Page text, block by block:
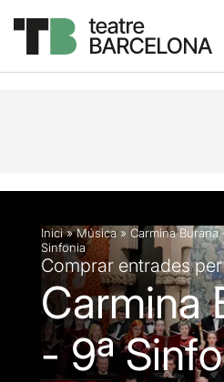
Descripció Fitxa
Inici»Música» Carmina Burana
Sinfonia
Comprar entrades
Carmina
- 9ª